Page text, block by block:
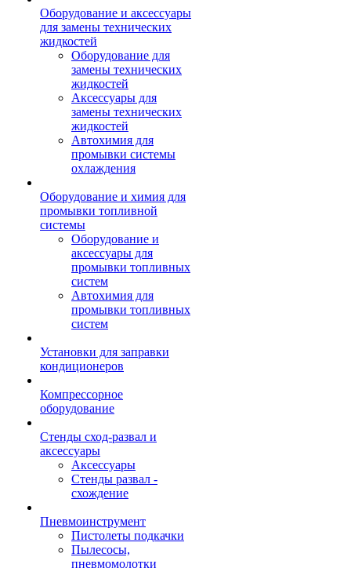
Оборудование и аксессуары
для замены технических
жидкостей
Оборудование для
замены технических
жидкостей
Аксессуары для
замены технических
жидкостей
Автохимия для
промывки системы
охлаждения
Оборудование и химия для
промывки топливной
системы
Оборудование и
аксессуары для
промывки топливных
систем
Автохимия для
промывки топливных
систем
Установки для заправки
кондиционеров
Компрессорное
оборудование
Стенды сход-развал и
аксессуары
Аксессуары
Стенды развал -
схождение
Пневмоинструмент
Пистолеты подкачки
Пылесосы,
пневмомолотки